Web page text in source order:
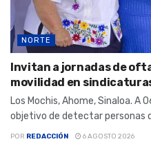
NORTE
Invitan a jornadas de
movilidad en
Los Mochis, Ahome, Sinaloa. A
objetivo de detectar personas
POR REDACCIÓN 6 AGOSTO 2026